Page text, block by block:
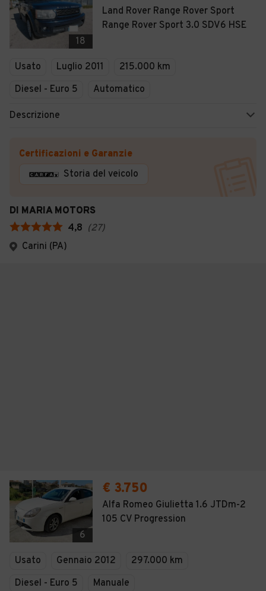
18
Land Rover Range Rover Sport
Range Rover Sport 3.0 SDV6 HSE
Usato Luglio 2011
215.000 km
Diesel - Euro 5
Automatico
Descrizione
Certificazioni e Garanzie
Storia del veicolo
DI MARIA MOTORS
4,8 (27)
Carini (PA)
6
€ 3.750
Alfa Romeo Giulietta 1.6 JTDm-2
105 CV Progression
Usato Gennaio 2012
297.000 km
Diesel - Euro 5
Manuale